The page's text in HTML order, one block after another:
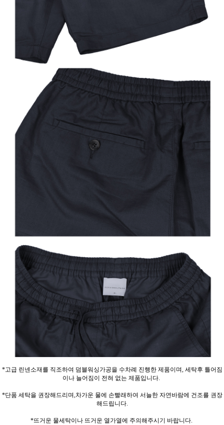
*고급 린넨소재를 직조하여 덤블워싱가공을 수차례 진행한 제품이며, 세탁후 틀어짐
이나 늘어짐이 전혀 없는 제품입니다.
*단품 세탁을 권장해드리며,차가운 물에 손빨래하여 서늘한 자연바람에 건조를 권장
해드립니다.
*뜨거운 물세탁이나 뜨거운 열가열에 주의해주시기 바랍니다.